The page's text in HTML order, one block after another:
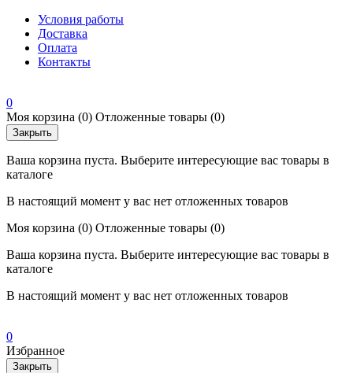
Условия работы
Доставка
Оплата
Контакты
0
Моя корзина (0) Отложенные товары (0)
Закрыть
Ваша корзина пуста. Выберите интересующие вас товары в
каталоге
В настоящий момент у вас нет отложенных товаров
Моя корзина (0) Отложенные товары (0)
Ваша корзина пуста. Выберите интересующие вас товары в
каталоге
В настоящий момент у вас нет отложенных товаров
0
Избранное
Закрыть